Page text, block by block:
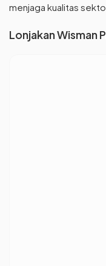
menjaga kualitas
Lonjakan Wisman